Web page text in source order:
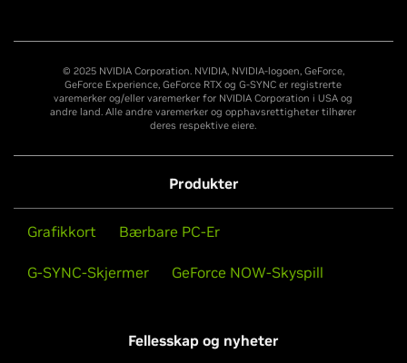
© 2025 NVIDIA Corporation. NVIDIA, NVIDIA-logoen, GeForce,
GeForce Experience, GeForce RTX og G-SYNC er registrerte
varemerker og/eller varemerker for NVIDIA Corporation i USA og
andre land. Alle andre varemerker og opphavsrettigheter tilhører
deres respektive eiere.
Produkter
Grafikkort Bærbare PC-Er
G-SYNC-Skjermer GeForce NOW-Skyspill
Fellesskap og nyheter